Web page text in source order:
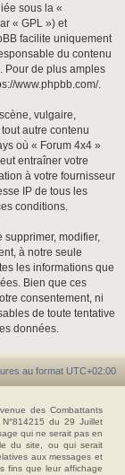
sous la «
« GPL ») et
facilite uniquement
du contenu
Pour de plus amples
www.phpbb.com/.
vulgaire,
autre contenu
où « Forum 4x4 »
entraîner votre
à votre fournisseur
IP de tous les
conditions.
supprimer, modifier,
à notre seule
les informations que
Bien que ces
consentement, ni
de toute tentative
données.
au format UTC+02:00
des Combattants
N°814215 du 29 Juillet
qui ne serait pas en
du site, ou qui serait
aux messages et
fins que leur affichage